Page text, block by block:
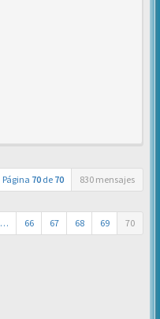
Página 70 de 70 830 mensajes
… 66 67 68 69 70